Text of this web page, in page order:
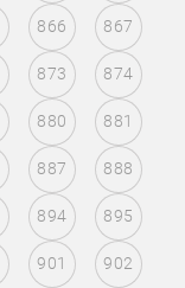
866 867
873 874
880 881
887 888
894 895
901 902